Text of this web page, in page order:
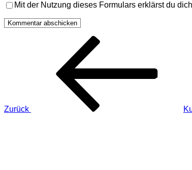
Mit der Nutzung dieses Formulars erklärst du
Beitragsnavigation
Zurück